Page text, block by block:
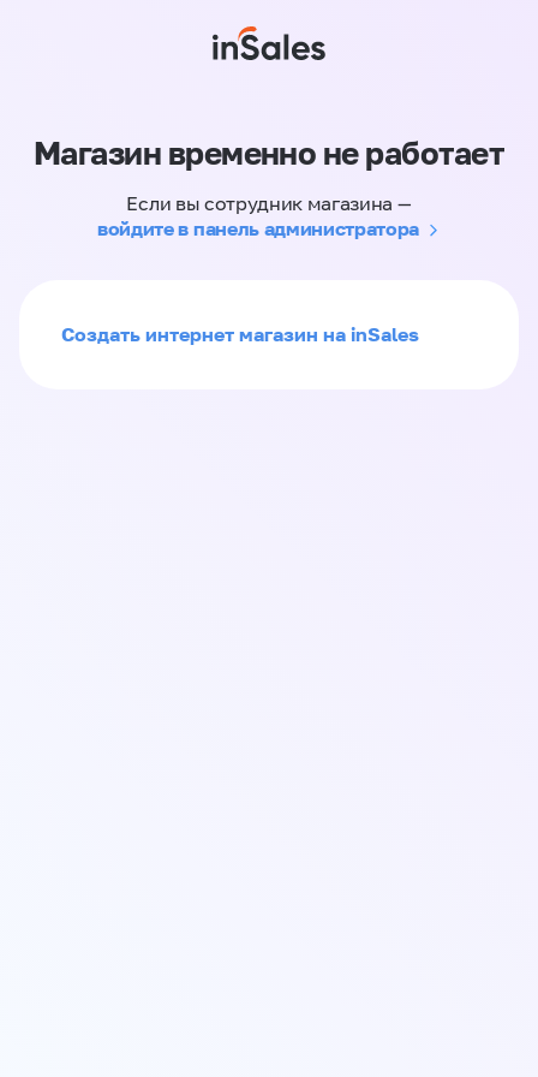
Магазин временно не работает
Если вы сотрудник магазина —
войдите в панель администратора
Создать интернет магазин на inSales